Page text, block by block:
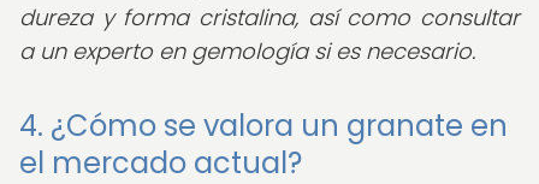
dureza y forma cristalina, así como consultar
a un experto en gemología si es necesario.
4. ¿Cómo se valora un granate en
el mercado actual?